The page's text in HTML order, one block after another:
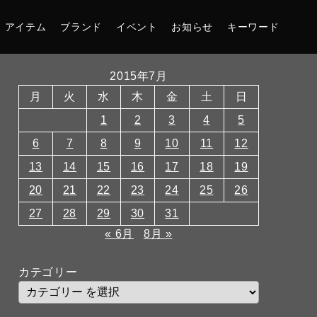
アイテム ブランド イベント お知らせ キーワード
2015年7月
月
火 水 木 金 土
日
1
2 3 4
5
6
7 8 9 10 11
12
13
14 15 16 17 18
19
20
21 22 23 24 25
26
27
28 29 30
31
« 6月
8月 »
カテゴリー